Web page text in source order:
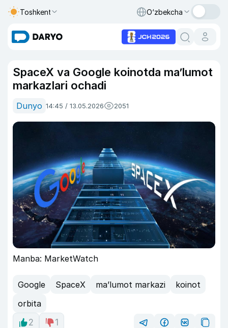
Toshkent O‘zbekcha
SpaceX va Google koinotda ma’lumot
markazlari ochadi
Dunyo 14:45 / 13.05.2026 2051
Manba: MarketWatch
Google SpaceX ma’lumot markazi
koinot
orbita
2
1